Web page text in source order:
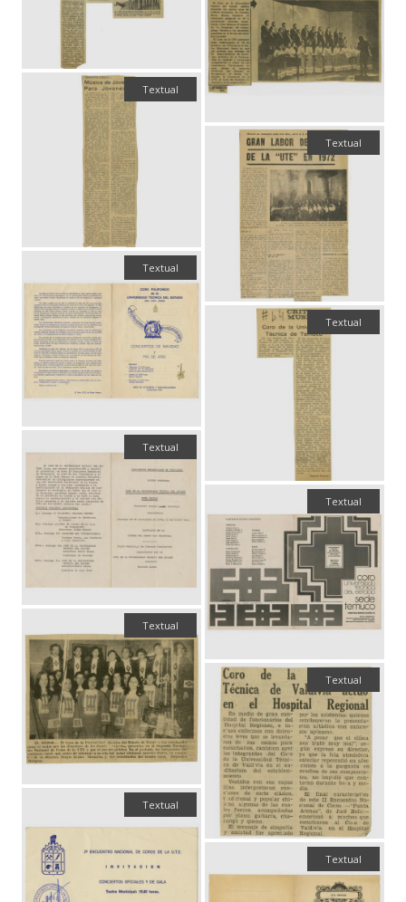
Textual
Textual
Textual
Textual
Textual
Textual
Textual
Textual
Textual
Textual